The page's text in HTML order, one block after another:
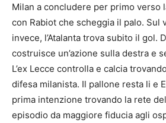
Milan a concludere per primo verso
con Rabiot che scheggia il palo. Sul
invece, l’Atalanta trova subito il gol.
costruisce un’azione sulla destra e
L’ex Lecce controlla e calcia
difesa milanista. Il pallone resta li e
prima intenzione trovando la rete
episodio da maggiore fiducia agli